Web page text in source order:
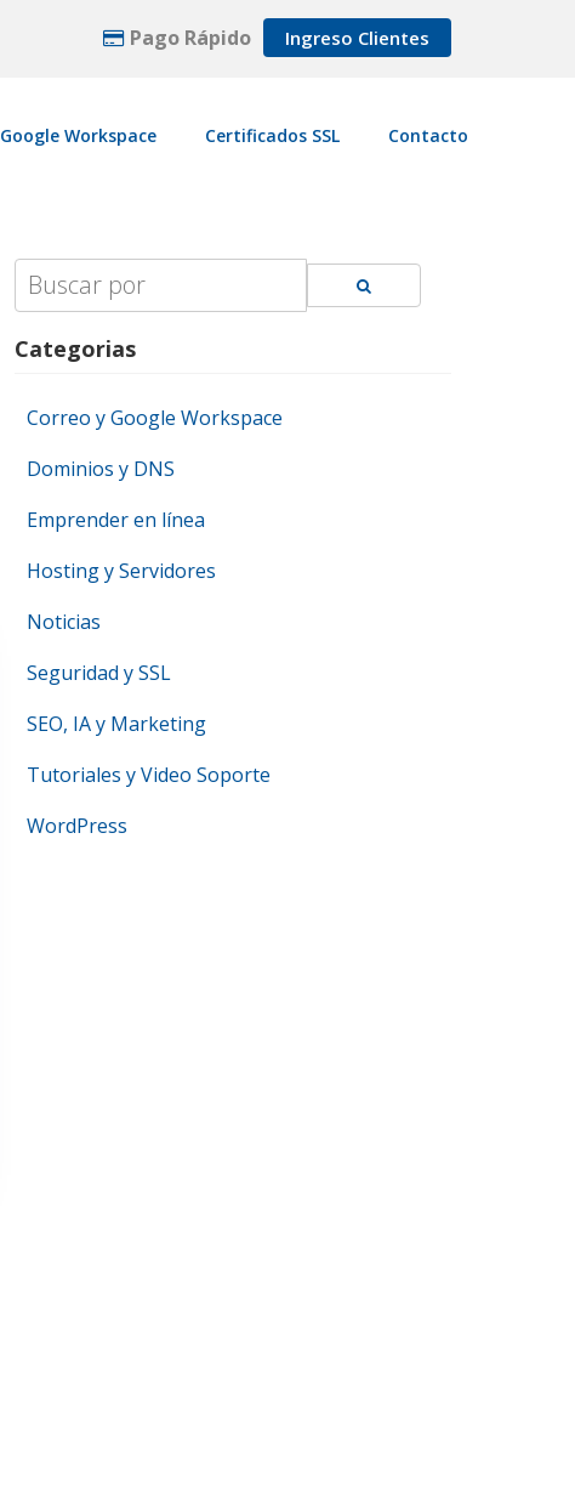
Pago Rápido Ingreso Clientes
Google Workspace Certificados SSL Contacto
Search
for:
Categorias
Correo y Google Workspace
Dominios y DNS
Emprender en línea
Hosting y Servidores
Noticias
Seguridad y SSL
SEO, IA y Marketing
Tutoriales y Video Soporte
WordPress